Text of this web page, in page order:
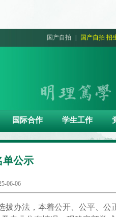
国产自拍 国产自拍 招
国际合作 学生工作
单公示
06-06
拔办法，本着公开、公平、公